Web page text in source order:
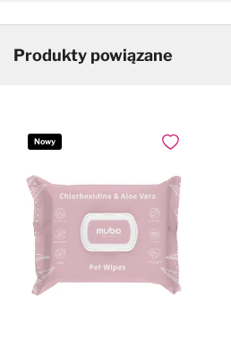
Produkty powiązane
Nowy
Dodaj do